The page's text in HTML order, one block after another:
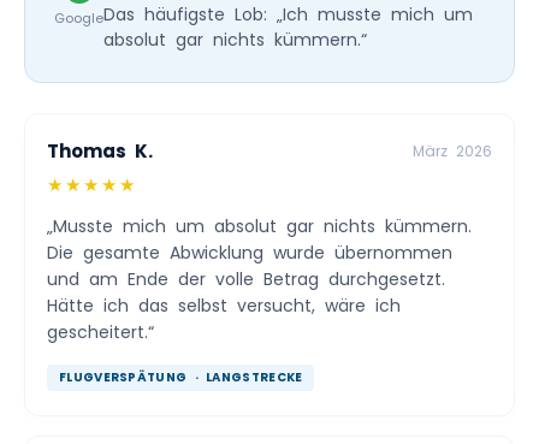
GoogleDas häufigste Lob: „Ich musste mich um
absolut gar nichts kümmern.“
Thomas K. März 2026
★★★★★
„Musste mich um absolut gar nichts kümmern.
Die gesamte Abwicklung wurde übernommen
und am Ende der volle Betrag durchgesetzt.
Hätte ich das selbst versucht, wäre ich
gescheitert.“
FLUGVERSPÄTUNG · LANGSTRECKE